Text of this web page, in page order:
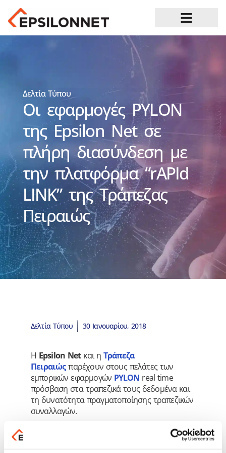
Δελτία Τύπου
Οι εφαρμογές PYLON
της Epsilon Net σε
πλήρη διασύνδεση με
την πλατφόρμα “rAPId
LINK” της Τράπεζας
Πειραιώς
Δελτία Τύπου 30 Ιανουαρίου, 2018
Η Epsilon Netκαι η Τράπεζα
Πειραιώςπαρέχουν στους πελάτες των
εμπορικών εφαρμογών PYLON real time
πρόσβαση στα τραπεζικά τους δεδομένα και
τη δυνατότητα πραγματοποίησης τραπεζικών
συναλλαγών.
πλατφόρμα “rAPId LINK” πραγματοποιεί την